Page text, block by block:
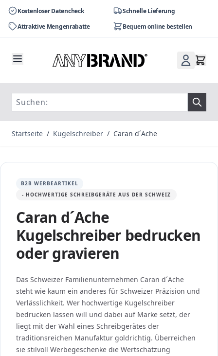
Kostenloser Datencheck
Schnelle Lieferung
Attraktive Mengenrabatte
Bequem online bestellen
Startseite / Kugelschreiber / Caran d´Ache
B2B WERBEARTIKEL
- HOCHWERTIGE SCHREIBGERÄTE AUS DER SCHWEIZ
Caran d´Ache
Kugelschreiber bedrucken
oder gravieren
Das Schweizer Familienunternehmen Caran d´Ache
steht wie kaum ein anderes für Schweizer Präzision und
Verlässlichkeit. Wer hochwertige Kugelschreiber
bedrucken lassen will und dabei auf Marke setzt, der
liegt mit der Wahl eines Schreibgerätes der
traditionsreichen Manufaktur goldrichtig. Überreichen
sie stilvoll Werbegeschenke die Wertschätzung